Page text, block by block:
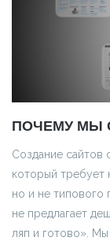
ПОЧЕМУ МЫ
Создание сайтов
который требует
но и не типового
не предлагает
ляп и готово».